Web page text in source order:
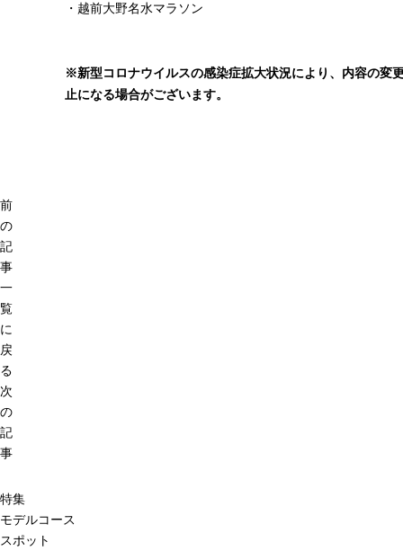
・ 越前大野名水マラソン
※新型コロナウイルスの感染症拡大状況により、内容の変
止になる場合がございます。
前
の
記
事
一
覧
に
戻
る
次
の
記
事
特集
モデルコース
スポット